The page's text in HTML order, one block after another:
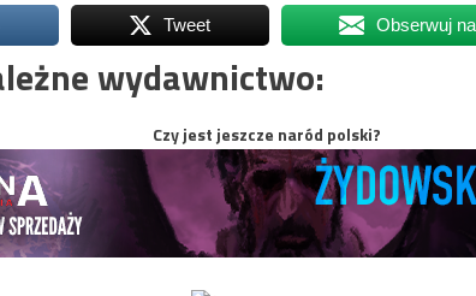
Tweet Obserwuj
wydawnictwo:
Czy jest jeszcze naród polski?